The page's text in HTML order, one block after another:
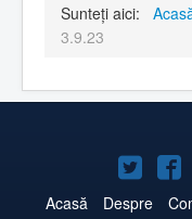
Sunteți aici:
3.9.23
pe
Acasă Despre